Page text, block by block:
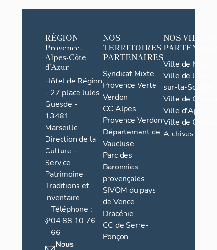
RÉGION
Provence-
Alpes-Côte
d'Azur
Hôtel de Région
- 27 place Jules
Guesde -
13481
Marseille
Direction de la
Culture -
Service
Patrimoine
Traditions et
Inventaire
Téléphone :
04 88 10 76
66
Nous
NOS
TERRITOIRES
PARTENAIRES
Syndicat Mixte
Provence Verte
Verdon
CC Alpes
Provence Verdon
Département de
Vaucluse
Parc des
Baronnies
provençales
SIVOM du pays
de Vence
Dracénie
CC de Serre-
Ponçon
NOS VILLES
Ville de Nice
Ville de l'Isle-
sur-la-Sorgue
Ville de Grasse
Ville d'Apt
Ville de
Archives